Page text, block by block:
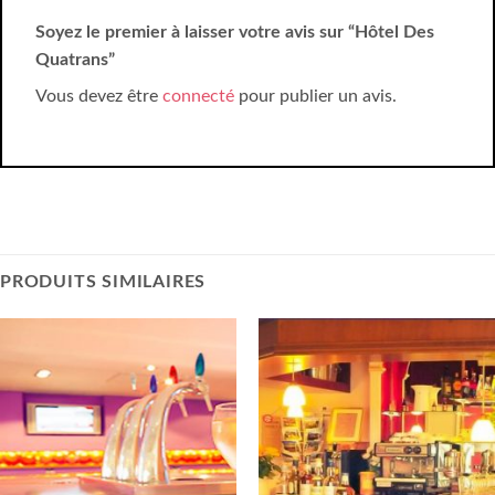
Soyez le premier à laisser votre avis sur “Hôtel Des
Quatrans”
Vous devez être connecté pour publier un avis.
PRODUITS SIMILAIRES